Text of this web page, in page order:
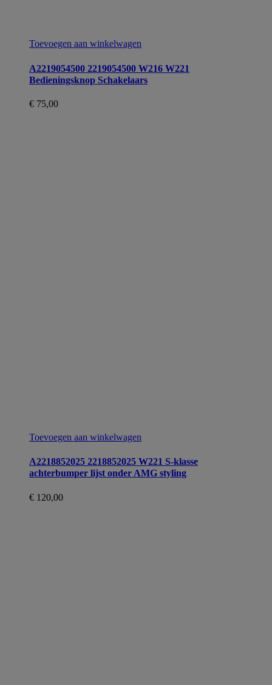
Toevoegen aan winkelwagen
A2219054500 2219054500 W216 W221
Bedieningsknop Schakelaars
€ 75,00
Toevoegen aan winkelwagen
A2218852025 2218852025 W221 S-klasse
achterbumper lijst onder AMG styling
€ 120,00